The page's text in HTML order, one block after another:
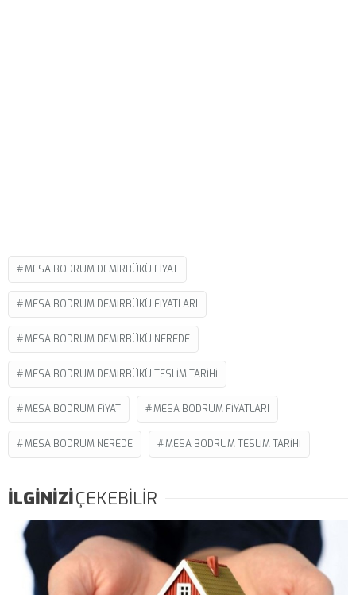
MESA BODRUM DEMIRBÜKÜ FIYAT
MESA BODRUM DEMIRBÜKÜ FIYATLARI
MESA BODRUM DEMIRBÜKÜ NEREDE
MESA BODRUM DEMIRBÜKÜ TESLIM TARIHI
MESA BODRUM FIYAT MESA BODRUM FIYATLARI
MESA BODRUM NEREDE MESA BODRUM TESLIM TARIHI
İLGİNİZİÇEKEBİLİR